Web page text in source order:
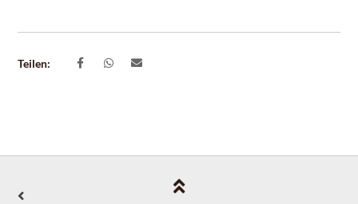
Teilen: